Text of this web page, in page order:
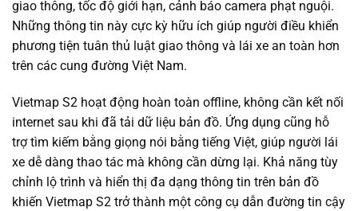
giao thông, tốc độ giới hạn, cảnh báo camera phạt nguội.
Những thông tin này cực kỳ hữu ích giúp người điều khiển
phương tiện tuân thủ luật giao thông và lái xe an toàn hơn
trên các cung đường Việt Nam.
Vietmap S2 hoạt động hoàn toàn offline, không cần kết nối
internet sau khi đã tải dữ liệu bản đồ. Ứng dụng cũng hỗ
trợ tìm kiếm bằng giọng nói bằng tiếng Việt, giúp người lái
xe dễ dàng thao tác mà không cần dừng lại. Khả năng tùy
chỉnh lộ trình và hiển thị đa dạng thông tin trên bản đồ
khiến Vietmap S2 trở thành một công cụ dẫn đường tin cậy